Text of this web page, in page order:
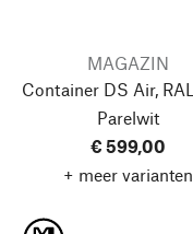
MAGAZIN
Container DS Air,
Parelwit
€ 599,00
+ meer varianten